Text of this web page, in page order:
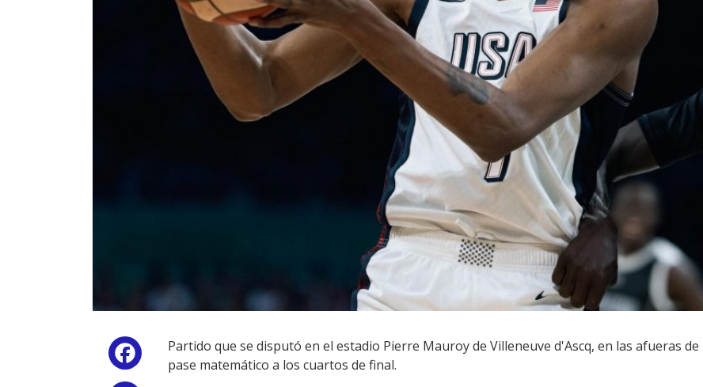
Facebook
Partido que se disputó en el estadio Pierre Mauroy de Villeneuve d'Ascq, en las afueras
pase matemático a los cuartos de final.